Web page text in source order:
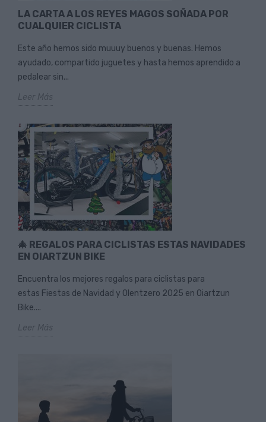
LA CARTA A LOS REYES MAGOS SOÑADA POR
CUALQUIER CICLISTA
Este año hemos sido muuuy buenos y buenas. Hemos
ayudado, compartido juguetes y hasta hemos aprendido a
pedalear sin...
Leer Más
🎄 REGALOS PARA CICLISTAS ESTAS NAVIDADES
EN OIARTZUN BIKE
Encuentra los mejores regalos para ciclistas para
estas Fiestas de Navidad y Olentzero 2025 en Oiartzun
Bike....
Leer Más